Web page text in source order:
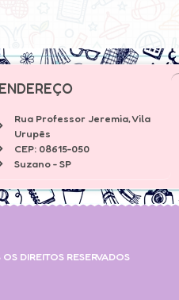
ENDEREÇO
Rua Professor Jeremia, Vila
Urupês
CEP: 08615-050
Suzano - SP
DIREITOS RESERVADOS